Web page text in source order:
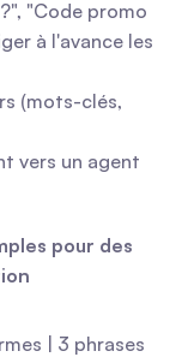
"Code promo
à l'avance les
(mots-clés,
vers un agent
pour des
| 3 phrases